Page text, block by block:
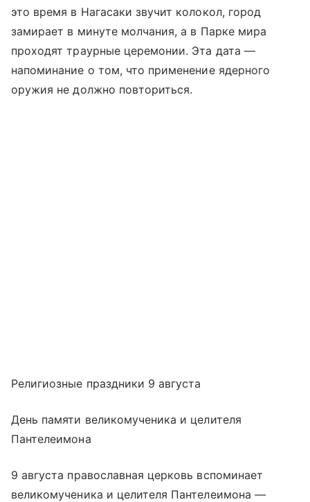
это время в Нагасаки звучит колокол, город
замирает в минуте молчания, а в Парке мира
проходят траурные церемонии. Эта дата —
напоминание о том, что применение ядерного
оружия не должно повториться.
Религиозные праздники 9 августа
День памяти великомученика и целителя
Пантелеимона
9 августа православная церковь вспоминает
великомученика и целителя Пантелеимона —